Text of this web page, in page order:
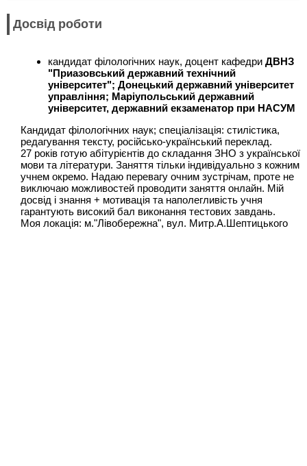
Досвід роботи
кандидат філологічних наук, доцент кафедри ДВНЗ
"Приазовський державний технічний
університет"; Донецький державний університет
управління; Маріупольський державний
університет, державний екзаменатор при НАСУМ
Кандидат філологічних наук; спеціалізація: стилістика,
редагування тексту, російсько-український переклад.
27 років готую абітурієнтів до складання ЗНО з української
мови та літератури. Заняття тільки індивідуально з кожним
учнем окремо. Надаю перевагу очним зустрічам, проте не
виключаю можливостей проводити заняття онлайн. Мій
досвід і знання + мотивація та наполегливість учня
гарантують високий бал виконання тестових завдань.
Моя локація: м."Лівобережна", вул. Митр.А.Шептицького